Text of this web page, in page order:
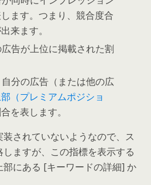
ます。つまり、競合度合
来ます。
告が上位に掲載された割
自分の広告（または他の広
（プレミアムポジショ
を表します。
されていないようなので、ス
ますが、この指標を表示する
にある [キーワードの詳細] か